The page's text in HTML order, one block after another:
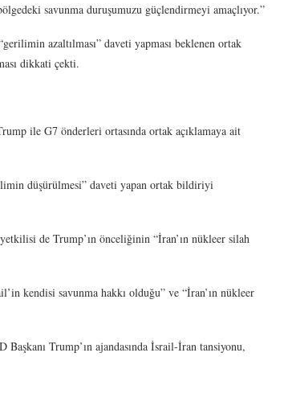
savunma duruşumuzu güçlendirmeyi amaçlıyor.”
azaltılması” daveti yapması beklenen ortak
dikkati çekti.
ile G7 önderleri ortasında ortak açıklamaya ait
düşürülmesi” daveti yapan ortak bildiriyi
de Trump’ın önceliğinin “İran’ın nükleer silah
kendisi savunma hakkı olduğu” ve “İran’ın nükleer
Trump’ın ajandasında İsrail-İran tansiyonu,